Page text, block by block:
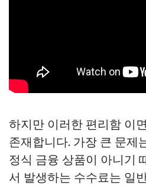
하지만 이러한 편리함 이
존재합니다. 가장 큰 문제
정식 금융 상품이 아니기
서 발생하는 수수료는 일